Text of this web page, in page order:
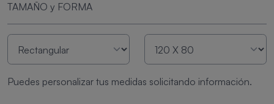
TAMAÑO y FORMA
Puedes personalizar tus medidas solicitando información.